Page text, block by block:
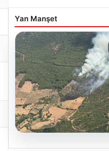
Yan Manşet
05.08.2026